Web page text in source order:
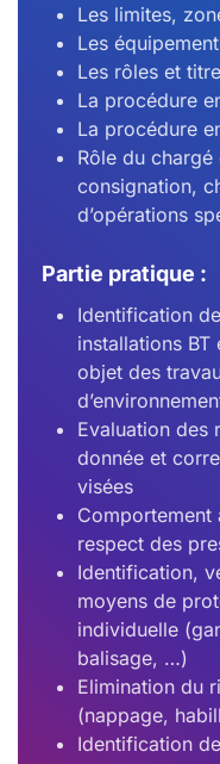
Les limites,
Les
Les rôles et
La procédure
La procédure
Rôle du
consignation,
d’opérations
Partie pratique :
Identification
installations BT
objet des
Evaluation des
donnée et
visées
Comportement
respect des
Identification,
moyens de
individuelle
balisage, …)
Elimination du
(nappage,
Identification